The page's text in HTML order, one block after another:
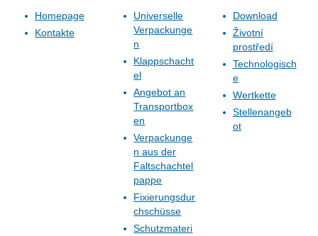
Homepage
Kontakte
Universelle
Verpackunge
n
Klappschacht
el
Angebot an
Transportbox
en
Verpackunge
n aus der
Faltschachtel
pappe
Fixierungsdur
chschüsse
Schutzmateri
Download
Životní
prostředí
Technologisch
e
Wertkette
Stellenangeb
ot